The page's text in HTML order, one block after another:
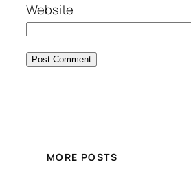
Website
MORE POSTS